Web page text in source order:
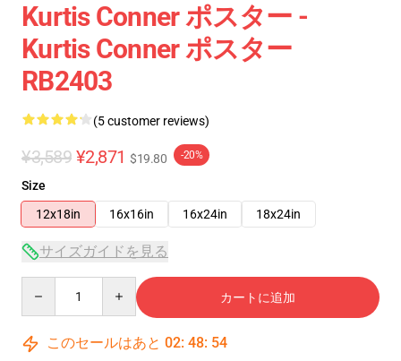
Kurtis Conner ポスター -
Kurtis Conner ポスター
RB2403
(5 customer reviews)
¥3,589 ¥2,871 $19.80 -20%
Size
12x18in
16x16in 16x24in 18x24in
サイズガイドを見る
カートに追加
このセールはあと 02: 48: 54